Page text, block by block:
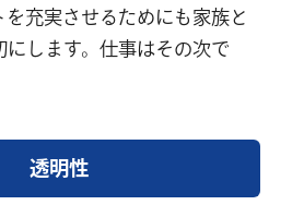
を充実させるためにも家族と
にします。仕事はその次で
透明性